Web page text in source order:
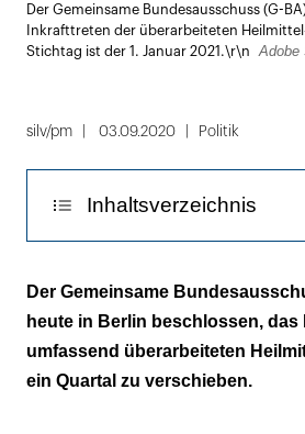
Der Gemeinsame Bundesausschuss (G-
Inkrafttreten der überarbeiteten
Stichtag ist der 1. Januar 2021.\r\n
Adobe
silv/pm 03.09.2020 Politik
Inhaltsverzeichnis
Eine veraltete Praxis-
fehlerhafte Verordnungen
Der Gemeinsame
heute in Berlin beschlossen, das
umfassend überarbeiteten
ein Quartal zu verschieben.